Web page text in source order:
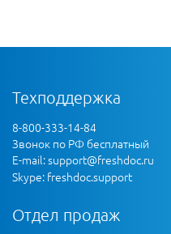
Техподдержка
8-800-333-14-84
Звонок по РФ бесплатный
E-mail:support@freshdoc.ru
Skype: freshdoc.support
Отдел продаж